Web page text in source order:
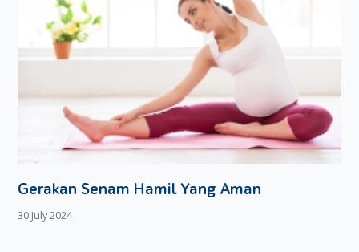
Gerakan Senam Hamil Yang Aman
30 July 2024